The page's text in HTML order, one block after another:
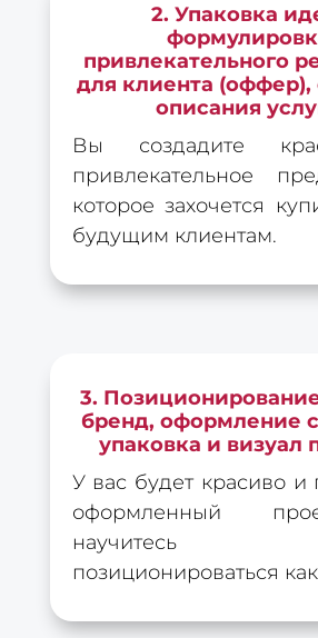
ОСТАВИТЬ
2. Упаковка
привлекательного
для клиента (оффер),
описания
Вы создадите
привлекательное
которое захочется
будущим клиентам.
3.
бренд, оформление
упаковка и визуал
У вас будет красиво и
оформленный
научитесь
позиционироваться